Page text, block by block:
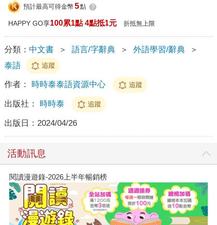
預計最高可得金幣 5點 ?
HAPPY GO享100累1點 4點抵1元 折抵無上限
分類： 中文書 ＞ 語言/字辭典 ＞ 外語學習/辭典
＞
泰語
追蹤
作者： 時時泰泰語資源中心 追蹤
出版社： 時時泰 追蹤
出版日： 2024/04/26
活動訊息
閱讀漫遊錄-2026上半年暢銷榜